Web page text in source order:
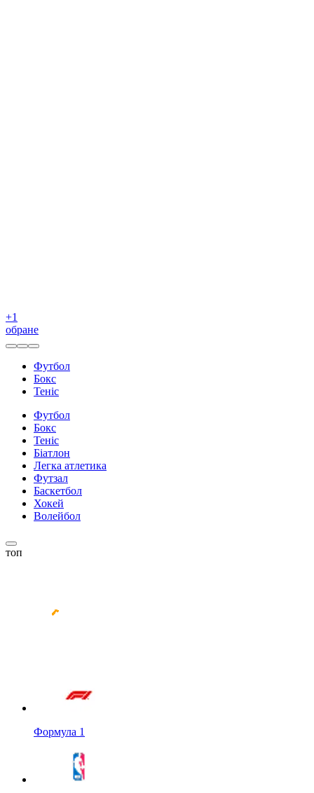
+1
обране
Футбол
Бокс
Теніс
Футбол
Бокс
Теніс
Біатлон
Легка атлетика
Футзал
Баскетбол
Хокей
Волейбол
топ
Формула 1